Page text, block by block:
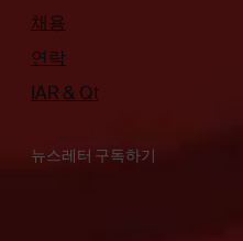
채용
연락
IAR & Qt
뉴스레터 구독하기